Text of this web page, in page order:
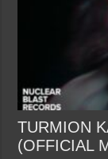
TURMION
(OFFICIAL